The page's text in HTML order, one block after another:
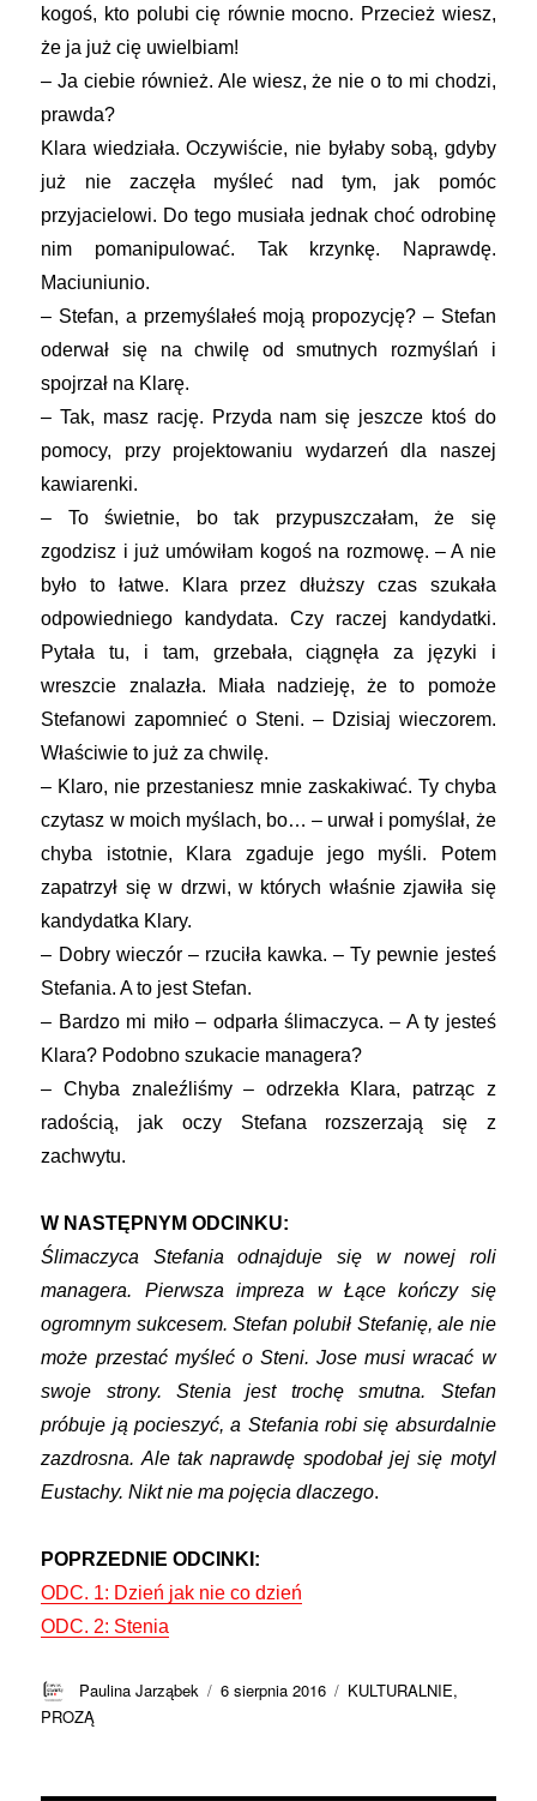
kogoś, kto polubi cię równie mocno. Przecież wiesz,
że ja już cię uwielbiam!
– Ja ciebie również. Ale wiesz, że nie o to mi chodzi,
prawda?
Klara wiedziała. Oczywiście, nie byłaby sobą, gdyby
już nie zaczęła myśleć nad tym, jak pomóc
przyjacielowi. Do tego musiała jednak choć odrobinę
nim pomanipulować. Tak krzynkę. Naprawdę.
Maciuniunio.
– Stefan, a przemyślałeś moją propozycję? – Stefan
oderwał się na chwilę od smutnych rozmyślań i
spojrzał na Klarę.
– Tak, masz rację. Przyda nam się jeszcze ktoś do
pomocy, przy projektowaniu wydarzeń dla naszej
kawiarenki.
– To świetnie, bo tak przypuszczałam, że się
zgodzisz i już umówiłam kogoś na rozmowę. – A nie
było to łatwe. Klara przez dłuższy czas szukała
odpowiedniego kandydata. Czy raczej kandydatki.
Pytała tu, i tam, grzebała, ciągnęła za języki i
wreszcie znalazła. Miała nadzieję, że to pomoże
Stefanowi zapomnieć o Steni. – Dzisiaj wieczorem.
Właściwie to już za chwilę.
– Klaro, nie przestaniesz mnie zaskakiwać. Ty chyba
czytasz w moich myślach, bo… – urwał i pomyślał, że
chyba istotnie, Klara zgaduje jego myśli. Potem
zapatrzył się w drzwi, w których właśnie zjawiła się
kandydatka Klary.
– Dobry wieczór – rzuciła kawka. – Ty pewnie jesteś
Stefania. A to jest Stefan.
– Bardzo mi miło – odparła ślimaczyca. – A ty jesteś
Klara? Podobno szukacie managera?
– Chyba znaleźliśmy – odrzekła Klara, patrząc z
radością, jak oczy Stefana rozszerzają się z
zachwytu.
W NASTĘPNYM ODCINKU:
Ślimaczyca Stefania odnajduje się w nowej roli
managera. Pierwsza impreza w Łące kończy się
ogromnym sukcesem. Stefan polubił Stefanię, ale nie
może przestać myśleć o Steni. Jose musi wracać w
swoje strony. Stenia jest trochę smutna. Stefan
próbuje ją pocieszyć, a Stefania robi się absurdalnie
zazdrosna. Ale tak naprawdę spodobał jej się motyl
Eustachy. Nikt nie ma pojęcia dlaczego.
POPRZEDNIE ODCINKI:
ODC. 1: Dzień jak nie co dzień
ODC. 2: Stenia
Autor
Paulina Jarząbek
Data
6 sierpnia 2016 Kategorie
KULTURALNIE,
PROZĄ